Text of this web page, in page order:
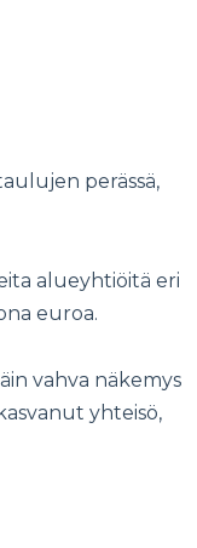
perässä,
alueyhtiöitä eri
euroa.
vahva näkemys
yhteisö,